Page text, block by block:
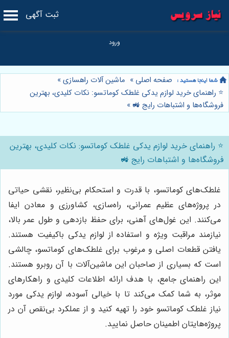
ثبت آگهی
صفحه اصلی » ماشین آلات راهسازی»
⭐️ راهنمای خرید لوازم یدکی غلطک کوماتسو: نکات کلیدی، بهترین
فروشگاه‌ها و اشتباهات رایج 🚜 »
⭐️ راهنمای خرید لوازم یدکی غلطک کوماتسو: نکات کلیدی، بهترین
فروشگاه‌ها و اشتباهات رایج 🚜
غلطک‌های کوماتسو، با قدرت و استحکام بی‌نظیر، نقشی حیاتی
در پروژه‌های عظیم عمرانی، راه‌سازی، کشاورزی و معادن ایفا
می‌کنند. این غول‌های آهنی، برای حفظ بازدهی و طول عمر بالا،
نیازمند مراقبت ویژه و استفاده از لوازم یدکی باکیفیت هستند.
یافتن قطعات اصلی و مرغوب برای غلطک‌های کوماتسو، چالشی
است که بسیاری از صاحبان این ماشین‌آلات با آن روبرو هستند.
این راهنمای جامع، با هدف ارائه اطلاعات کلیدی و راهکارهای
موثر، به شما کمک می‌کند تا با خیالی آسوده، لوازم یدکی مورد
نیاز غلطک کوماتسو خود را تهیه کنید و از عملکرد بی‌نقص آن در
پروژه‌هایتان اطمینان حاصل نمایید.